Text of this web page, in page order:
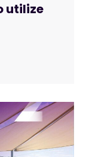
utilize